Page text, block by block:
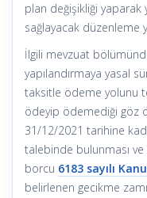
plan değişikliği yaparak
sağlayacak düzenleme
İlgili mevzuat
yapılandırmaya yasal
taksitle ödeme yolunu
ödeyip ödemediği göz
31/12/2021 tarihine
talebinde bulunması
borcu 6183 sayılı
belirlenen gecikme